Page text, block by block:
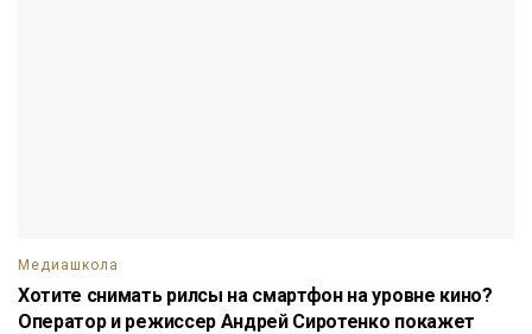
Медиашкола
Хотите снимать рилсы на смартфон на уровне кино?
Оператор и режиссер Андрей Сиротенко покажет